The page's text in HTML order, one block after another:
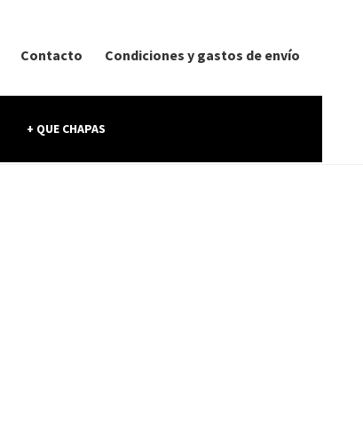
Contacto Condiciones y gastos de envío
+ QUE CHAPAS